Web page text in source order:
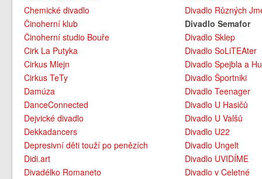
Chemické divadlo
Činoherní klub
Činoherní studio Bouře
Cirk La Putyka
Cirkus Mlejn
Cirkus TeTy
Damúza
DanceConnected
Dejvické divadlo
Dekkadancers
Depresivní děti touží po penězích
Didi.art
Divadélko Romaneto
Divadlo Různých
Divadlo Semafor
Divadlo Sklep
Divadlo SoLiTEAter
Divadlo Spejbla a
Divadlo Športniki
Divadlo Teenager
Divadlo U Hasičů
Divadlo U Valšů
Divadlo U22
Divadlo Ungelt
Divadlo UVIDÍME
Divadlo v Celetné